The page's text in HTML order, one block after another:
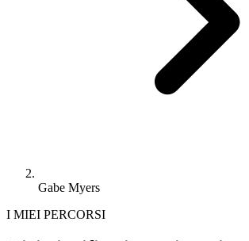
Gabe Myers
I MIEI PERCORSI